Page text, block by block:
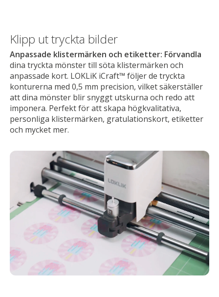
Klipp ut tryckta bilder
Anpassade klistermärken och etiketter: Förvandla
dina tryckta mönster till söta klistermärken och
anpassade kort. LOKLiK iCraft™ följer de tryckta
konturerna med 0,5 mm precision, vilket säkerställer
att dina mönster blir snyggt utskurna och redo att
imponera. Perfekt för att skapa högkvalitativa,
personliga klistermärken, gratulationskort, etiketter
och mycket mer.